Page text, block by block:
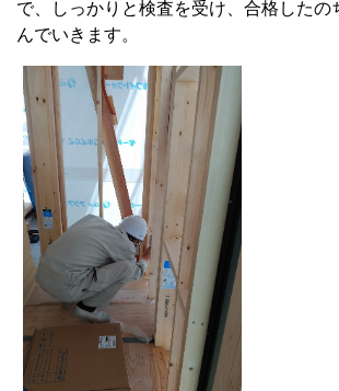
で、しっかりと検査を受け、合格したの
んでいきます。